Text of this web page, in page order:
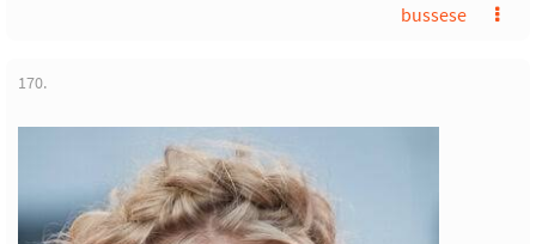
bussese
170.